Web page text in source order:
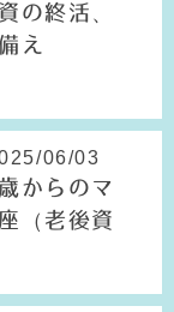
の終活、
え
06/03
からのマ
（老後資